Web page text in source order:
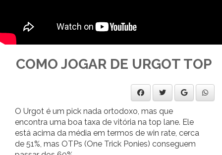
COMO JOGAR DE URGOT TOP
O Urgot é um pick nada ortodoxo, mas que
encontra uma boa taxa de vitória na top lane. Ele
está acima da média em termos de win rate, cerca
de 51%, mas OTPs (One Trick Ponies) conseguem